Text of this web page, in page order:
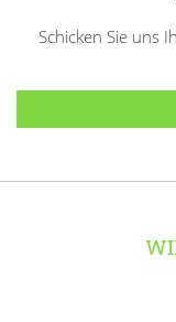
Schicken Sie uns